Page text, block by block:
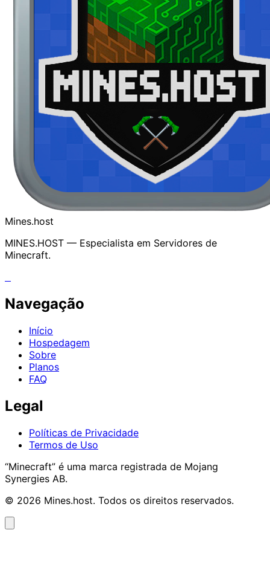
Mines.host
MINES.HOST — Especialista em Servidores de
Minecraft.
Navegação
Início
Hospedagem
Sobre
Planos
FAQ
Legal
Políticas de Privacidade
Termos de Uso
“Minecraft” é uma marca registrada de Mojang
Synergies AB.
© 2026 Mines.host. Todos os direitos reservados.